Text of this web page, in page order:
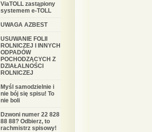
ViaTOLL zastąpiony
systemem e-TOLL
UWAGA AZBEST
USUWANIE FOLII
ROLNICZEJ I INNYCH
ODPADÓW
POCHODZĄCYCH Z
DZIAŁALNOŚCI
ROLNICZEJ
Myśl samodzielnie i
nie bój się spisu! To
nie boli
Dzwoni numer 22 828
88 88? Odbierz, to
rachmistrz spisowy!